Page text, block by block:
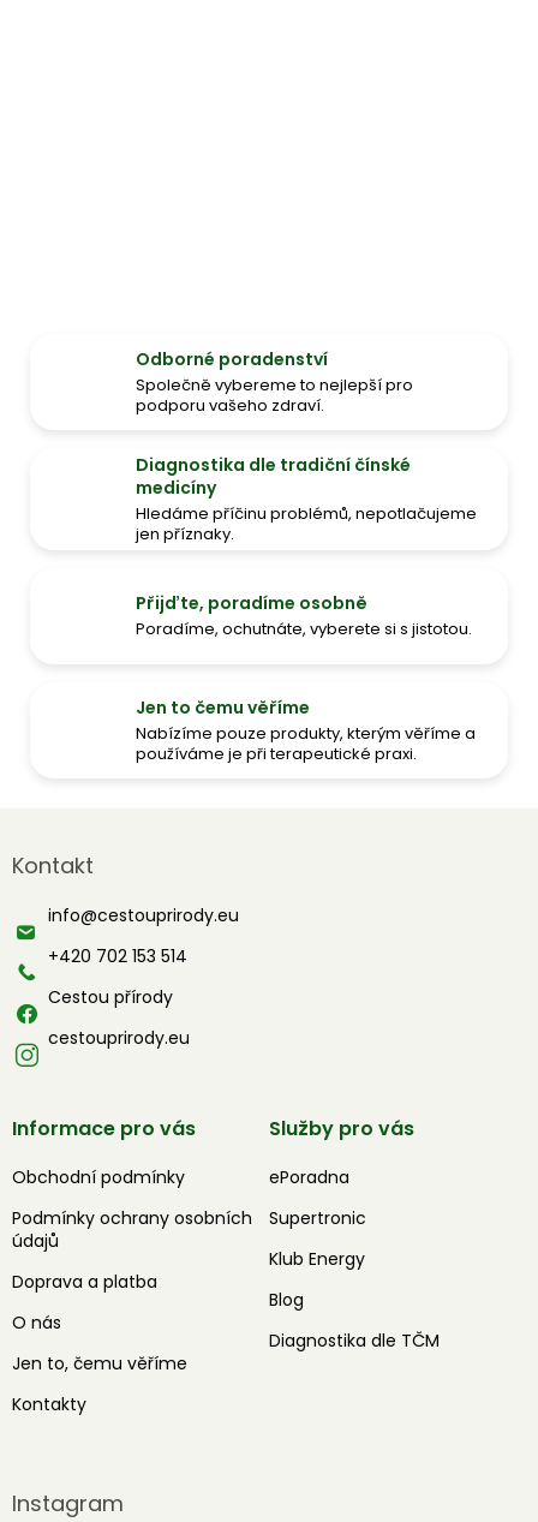
Odborné poradenství
Společně vybereme to nejlepší pro
podporu vašeho zdraví.
Diagnostika dle tradiční čínské
medicíny
Hledáme příčinu problémů, nepotlačujeme
jen příznaky.
Přijďte, poradíme osobně
Poradíme, ochutnáte, vyberete si s jistotou.
Jen to čemu věříme
Nabízíme pouze produkty, kterým věříme a
používáme je při terapeutické praxi.
p
t
Kontakt
info@cestouprirody.eu
+420 702 153 514
Cestou přírody
cestouprirody.eu
Informace pro vás
Obchodní podmínky
Podmínky ochrany osobních
údajů
Doprava a platba
O nás
Jen to, čemu věříme
Kontakty
Služby pro vás
ePoradna
Supertronic
Klub Energy
Blog
Diagnostika dle TČM
Instagram